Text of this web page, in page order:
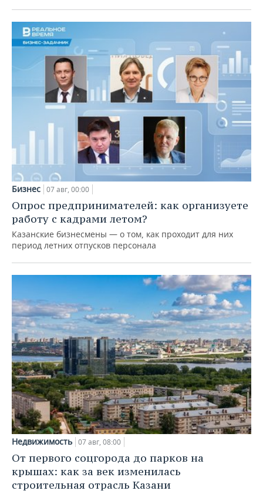
Бизнес 07 авг, 00:00
Опрос предпринимателей: как организуете
работу с кадрами летом?
Казанские бизнесмены — о том, как проходит для них
период летних отпусков персонала
Недвижимость 07 авг, 08:00
От первого соцгорода до парков на
крышах: как за век изменилась
строительная отрасль Казани